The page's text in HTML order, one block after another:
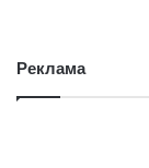
Реклама